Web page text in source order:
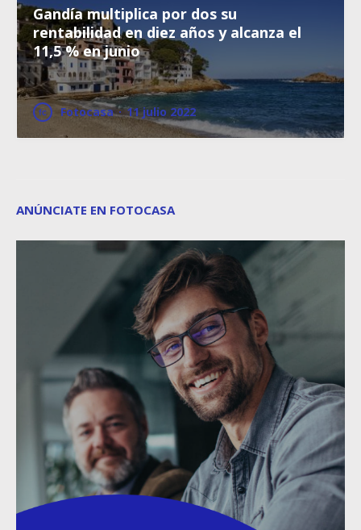
Gandía multiplica por dos su
rentabilidad en diez años y alcanza el
11,5 % en junio
Fotocasa · 11 julio 2022
ANÚNCIATE EN FOTOCASA